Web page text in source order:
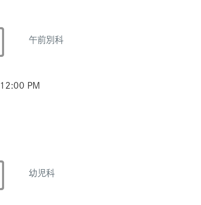
午前別科
12:00 PM
幼児科